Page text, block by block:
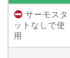
サーモスタ
ットなしで使
用